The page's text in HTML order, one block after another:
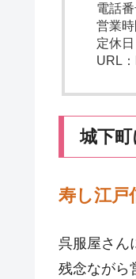
電話
営業時
定休
URL
城下
寿し江戸
呉服屋さん
残念ながら